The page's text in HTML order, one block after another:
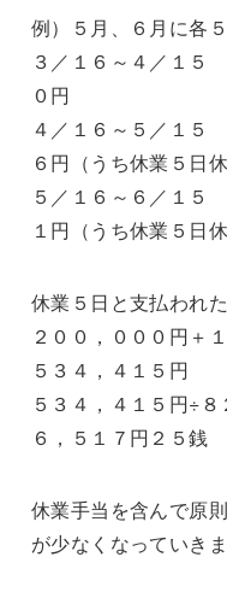
例）５月、６月に各
３／１６～４／１５
０円
４／１６～５／１５
６円（うち休業５日
５／１６～６／１５
１円（うち休業５日
休業５日と支払われ
２００，０００円＋
５３４，４１５円
５３４，４１５円÷
６，５１７円２５銭
休業手当を含んで原
が少なくなっていき